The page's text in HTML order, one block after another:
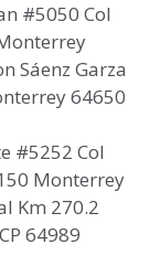
#5050 Col
Sáenz Garza
64650
#5252 Col
Monterrey
Km 270.2
64989